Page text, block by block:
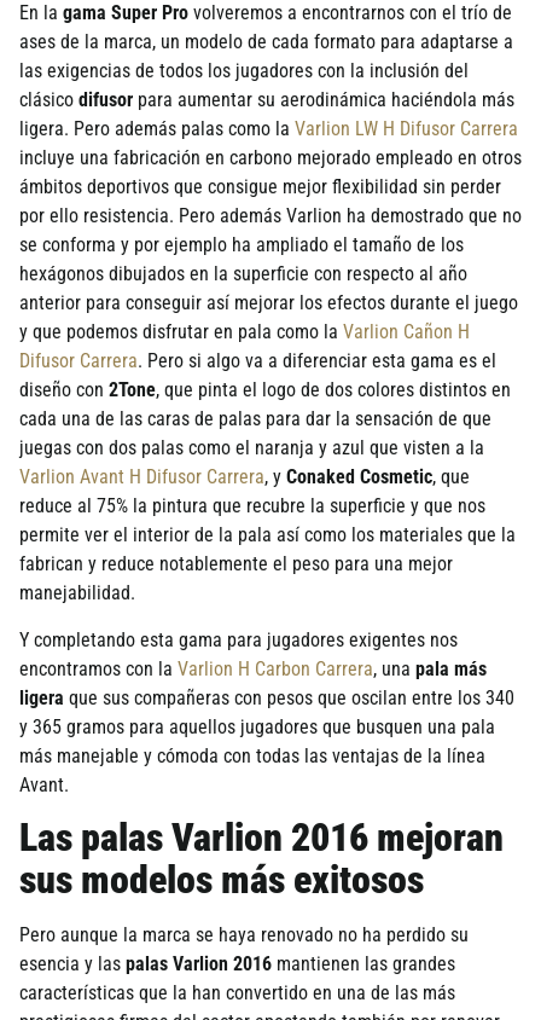
En la gama Super Pro volveremos a encontrarnos con el trí­o de
ases de la marca, un modelo de cada formato para adaptarse a
las exigencias de todos los jugadores con la inclusión del
clásico difusor para aumentar su aerodinámica haciéndola más
ligera. Pero además palas como la Varlion LW H Difusor Carrera
incluye una fabricación en carbono mejorado empleado en otros
ámbitos deportivos que consigue mejor flexibilidad sin perder
por ello resistencia. Pero además Varlion ha demostrado que no
se conforma y por ejemplo ha ampliado el tamaño de los
hexágonos dibujados en la superficie con respecto al año
anterior para conseguir así­ mejorar los efectos durante el juego
y que podemos disfrutar en pala como la Varlion Cañon H
Difusor Carrera. Pero si algo va a diferenciar esta gama es el
diseño con 2Tone, que pinta el logo de dos colores distintos en
cada una de las caras de palas para dar la sensación de que
juegas con dos palas como el naranja y azul que visten a la
Varlion Avant H Difusor Carrera, y Conaked Cosmetic, que
reduce al 75% la pintura que recubre la superficie y que nos
permite ver el interior de la pala así­ como los materiales que la
fabrican y reduce notablemente el peso para una mejor
manejabilidad.
Y completando esta gama para jugadores exigentes nos
encontramos con la Varlion H Carbon Carrera, una pala más
ligera que sus compañeras con pesos que oscilan entre los 340
y 365 gramos para aquellos jugadores que busquen una pala
más manejable y cómoda con todas las ventajas de la lí­nea
Avant.
Las palas Varlion 2016 mejoran
sus modelos más exitosos
Pero aunque la marca se haya renovado no ha perdido su
esencia y las palas Varlion 2016 mantienen las grandes
caracterí­sticas que la han convertido en una de las más